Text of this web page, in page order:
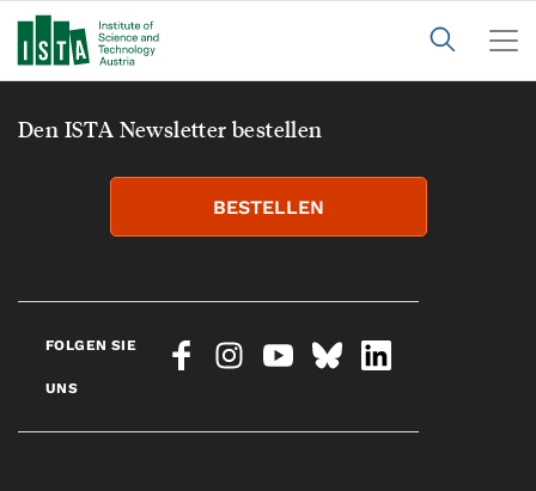
Den ISTA Newsletter bestellen
BESTELLEN
FOLGEN SIE
UNS